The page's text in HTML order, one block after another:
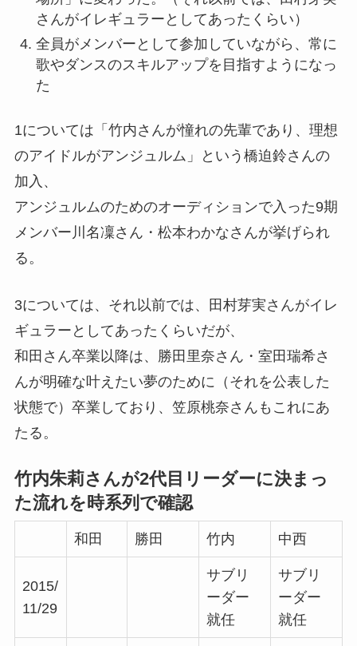
さんがイレギュラーとしてあったくらい）
全員がメンバーとして参加していながら、常に
歌やダンスのスキルアップを目指すようになっ
た
1については「竹内さんが憧れの先輩であり、理想
のアイドルがアンジュルム」という橋迫鈴さんの
加入、
アンジュルムのためのオーディションで入った9期
メンバー川名凜さん・松本わかなさんが挙げられ
る。
3については、それ以前では、田村芽実さんがイレ
ギュラーとしてあったくらいだが、
和田さん卒業以降は、勝田里奈さん・室田瑞希さ
んが明確な叶えたい夢のために（それを公表した
状態で）卒業しており、笠原桃奈さんもこれにあ
たる。
竹内朱莉さんが2代目リーダーに決まっ
た流れを時系列で確認
和田 勝田 竹内 中西
2015/
11/29
サブリ
ーダー
就任
サブリ
ーダー
就任